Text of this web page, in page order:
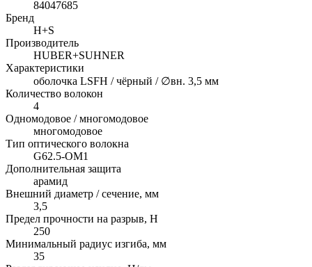
84047685
Бренд
H+S
Производитель
HUBER+SUHNER
Характеристики
оболочка LSFH / чёрный / ∅вн. 3,5 мм
Количество волокон
4
Одномодовое / многомодовое
многомодовое
Тип оптического волокна
G62.5-OM1
Дополнительная защита
арамид
Внешний диаметр / сечение, мм
3,5
Предел прочности на разрыв, H
250
Минимальный радиус изгиба, мм
35